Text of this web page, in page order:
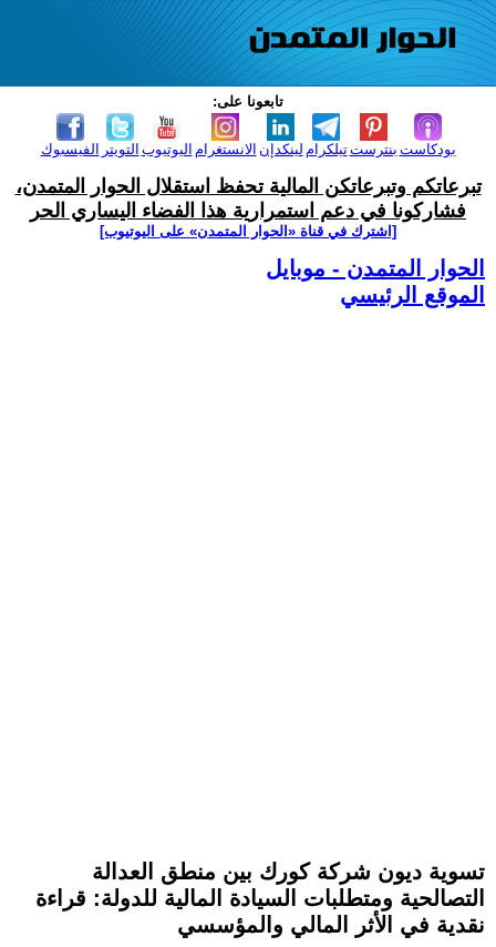
تابعونا على:
الفيسبوك التويتر اليوتيوب الانستغرام لينكدإن تيلكرامبنترست بودكاست
تبرعاتكم وتبرعاتكن المالية تحفظ استقلال الحوار المتمدن،
فشاركونا في دعم استمرارية هذا الفضاء اليساري الحر
[اشترك في قناة ‫«الحوار المتمدن» على اليوتيوب]
الحوار المتمدن - موبايل
الموقع الرئيسي
تسوية ديون شركة كورك بين منطق العدالة
التصالحية ومتطلبات السيادة المالية للدولة: قراءة
نقدية في الأثر المالي والمؤسسي